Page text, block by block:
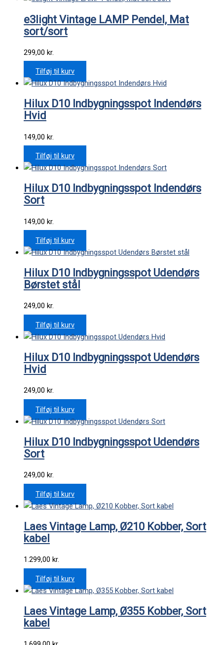
e3light Vintage LAMP Pendel, Mat
sort/sort
299,00 kr.
Tilføj til kurv
Hilux D10 Indbygningsspot Indendørs
Hvid
149,00 kr.
Tilføj til kurv
Hilux D10 Indbygningsspot Indendørs
Sort
149,00 kr.
Tilføj til kurv
Hilux D10 Indbygningsspot Udendørs
Børstet stål
249,00 kr.
Tilføj til kurv
Hilux D10 Indbygningsspot Udendørs
Hvid
249,00 kr.
Tilføj til kurv
Hilux D10 Indbygningsspot Udendørs
Sort
249,00 kr.
Tilføj til kurv
Laes Vintage Lamp, Ø210 Kobber, Sort
kabel
1.299,00 kr.
Tilføj til kurv
Laes Vintage Lamp, Ø355 Kobber, Sort
kabel